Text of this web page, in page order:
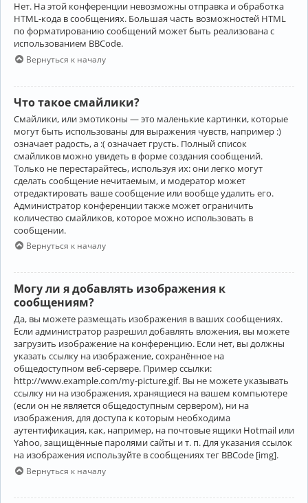
Нет. На этой конференции невозможны отправка и обработка
HTML-кода в сообщениях. Большая часть возможностей HTML
по форматированию сообщений может быть реализована с
использованием BBCode.
Вернуться к началу
Что такое смайлики?
Смайлики, или эмотиконы — это маленькие картинки, которые
могут быть использованы для выражения чувств, например :)
означает радость, а :( означает грусть. Полный список
смайликов можно увидеть в форме создания сообщений.
Только не перестарайтесь, используя их: они легко могут
сделать сообщение нечитаемым, и модератор может
отредактировать ваше сообщение или вообще удалить его.
Администратор конференции также может ограничить
количество смайликов, которое можно использовать в
сообщении.
Вернуться к началу
Могу ли я добавлять изображения к
сообщениям?
Да, вы можете размещать изображения в ваших сообщениях.
Если администратор разрешил добавлять вложения, вы можете
загрузить изображение на конференцию. Если нет, вы должны
указать ссылку на изображение, сохранённое на
общедоступном веб-сервере. Пример ссылки:
http://www.example.com/my-picture.gif. Вы не можете указывать
ссылку ни на изображения, хранящиеся на вашем компьютере
(если он не является общедоступным сервером), ни на
изображения, для доступа к которым необходима
аутентификация, как, например, на почтовые ящики Hotmail или
Yahoo, защищённые паролями сайты и т. п. Для указания ссылок
на изображения используйте в сообщениях тег BBCode [img].
Вернуться к началу